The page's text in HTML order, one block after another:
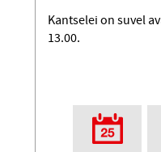
Kantselei on suvel
13.00.